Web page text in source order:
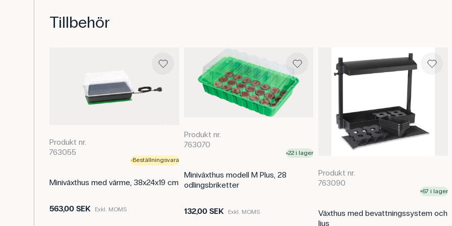
Fröna bör helst planteras
med tiden. De bör förvaras på
Användning av produkten
Majsfröna ger eleverna
nedärvning och tillämpa den i
kopplas till ämnen som
arv. Eleverna kan härleda
observerade och förväntade
genetiska principer.
Fröna kan också användas i
biologisk variation undervisas,
Specifikationer
Tillbehör
Produkt nr.
763055
Beställningsvara
Miniväxthus med värme, 38x24x19 cm
563,00 SEK Exkl. MOMS
Produkt nr.
763070
22 i lager
Miniväxthus modell M Plus, 28
odlingsbriketter
132,00 SEK Exkl. MOMS
Produkt nr.
763090
67 i lager
Växthus med bevattningssystem och
ljus